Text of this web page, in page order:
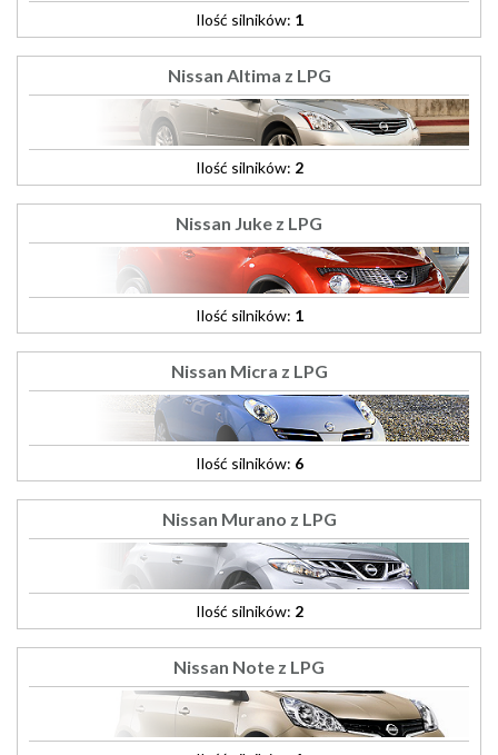
Ilość silników: 1
Nissan Altima z LPG
Ilość silników: 2
Nissan Juke z LPG
Ilość silników: 1
Nissan Micra z LPG
Ilość silników: 6
Nissan Murano z LPG
Ilość silników: 2
Nissan Note z LPG